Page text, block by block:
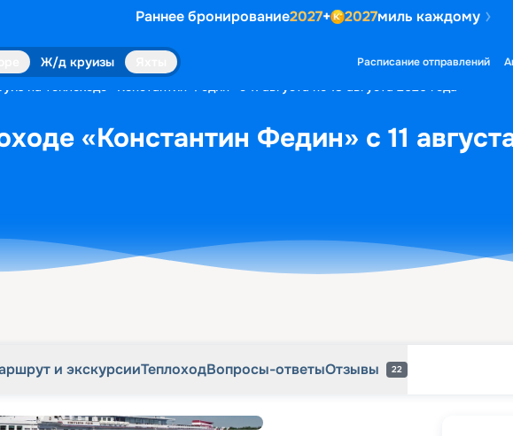
Раннее бронирование2027+ 2027миль каждому
Ж/д круизы Расписание отправлений
на теплоходе «Константин Федин» с 11 августа по 18 августа 2026 года
«Константин Федин» с 11
и экскурсииТеплоходВопросы-ответыОтзывы 22